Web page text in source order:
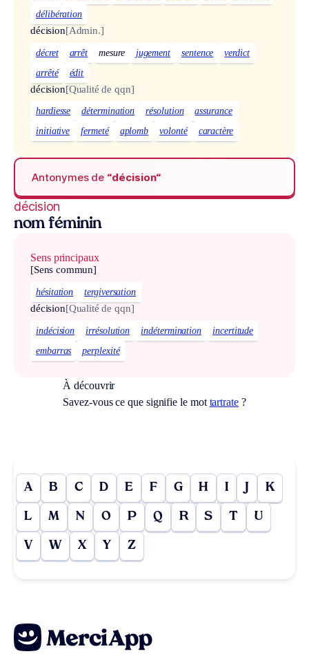
délibération
décision[Admin.]
décret arrêt mesure jugement sentence
verdict
arrêté
édit
décision[Qualité de qqn]
hardiesse détermination résolution
assurance
initiative
fermeté aplomb volonté caractère
Antonymes de “décision“
décision
nom féminin
Sens principaux
[Sens commun]
hésitation tergiversation
décision[Qualité de qqn]
indécision irrésolution indétermination
incertitude
embarras
perplexité
À découvrir
Savez-vous ce que signifie le mot tartrate?
A B C D E F G H I J K
L M N O P Q R S T U
V W X Y Z